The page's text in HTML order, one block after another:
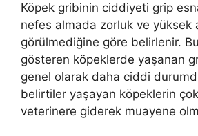
Köpek gribinin ciddiyeti grip
nefes almada zorluk ve yüksek
görülmediğine göre belirlenir.
gösteren köpeklerde yaşanan
genel olarak daha ciddi
belirtiler yaşayan köpeklerin
veterinere giderek muayene